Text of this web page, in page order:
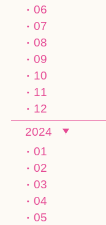
06
07
08
09
10
11
12
2024
01
02
03
04
05